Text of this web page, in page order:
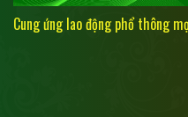
Cung ứng lao động phổ thông